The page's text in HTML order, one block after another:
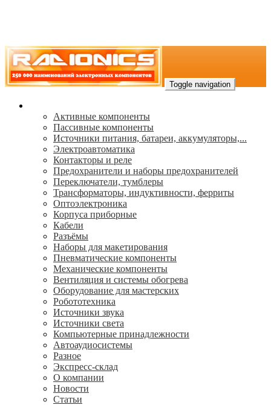
Toggle navigation
Активные компоненты
Пассивные компоненты
Источники питания, батареи, аккумуляторы,...
Электроавтоматика
Контакторы и реле
Предохранители и наборы предохранителей
Переключатели, тумблеры
Трансформаторы, индуктивности, ферриты
Oптоэлектроника
Корпуса приборные
Кабели
Разъёмы
Наборы для макетирования
Пневматические компоненты
Механические компоненты
Вентиляция и системы обогрева
Оборудование для мастерских
Робототехника
Источники звука
Источники света
Компьютерные принадлежности
Автоаудиосистемы
Разное
Экспресс-склад
О компании
Новости
Статьи